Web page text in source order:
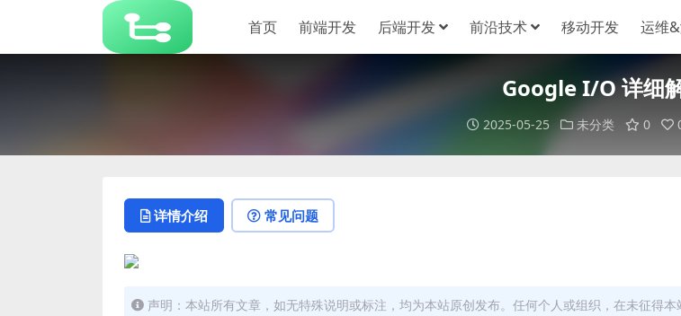
首页 前端开发 后端开发 前沿技术 移动开发 运维
Google I/O 详细
2025-05-25 未分类 0
详情介绍 常见问题
声明：本站所有文章，如无特殊说明或标注，均为本站原创发布。任何个人或组织，在未征得